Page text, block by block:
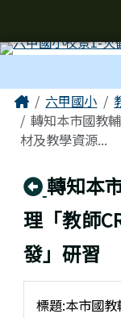
主內容區域
Home六甲國小
轉知本市國教
材及教學資源...
回上頁
轉知本
理「教師
發」研習
標題:本市國
頁尾區域